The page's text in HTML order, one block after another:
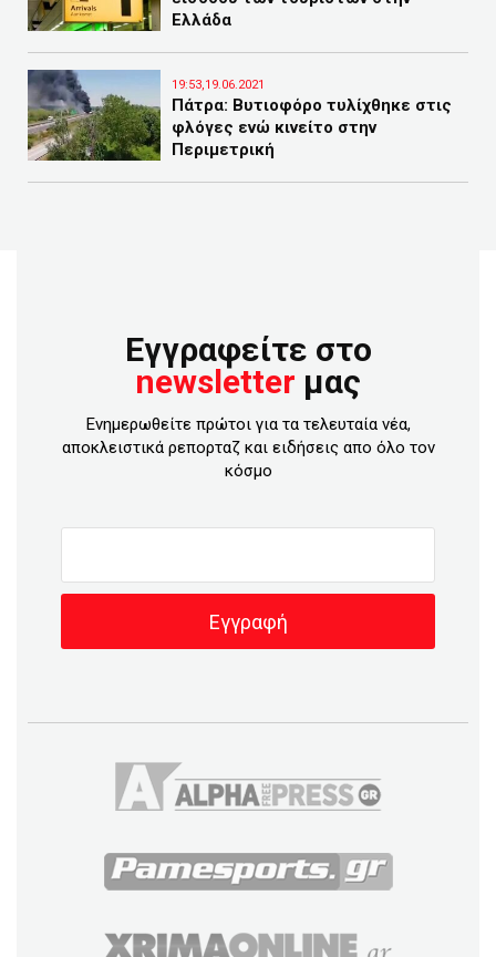
Ελλάδα
19:53,19.06.2021
Πάτρα: Βυτιοφόρο τυλίχθηκε στις
φλόγες ενώ κινείτο στην
Περιμετρική
Εγγραφείτε στο
newsletter μας
Ενημερωθείτε πρώτοι για τα τελευταία νέα,
αποκλειστικά ρεπορταζ και ειδήσεις απο όλο τον
κόσμο